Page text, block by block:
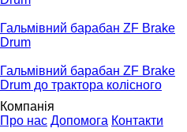
Гальмівний барабан ZF Brake
Drum
Гальмівний барабан ZF Brake
Drum до трактора колісного
Компанія
Про нас Допомога Контакти